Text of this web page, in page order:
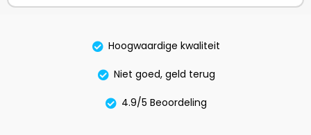
Hoogwaardige kwaliteit
Niet goed, geld terug
4.9/5 Beoordeling